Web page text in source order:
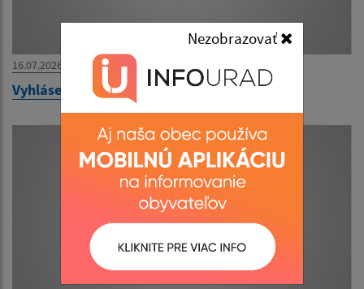
Nezobrazovať
16.07.2026
Vyhlásenie výberového konania - učiteľka MŠ